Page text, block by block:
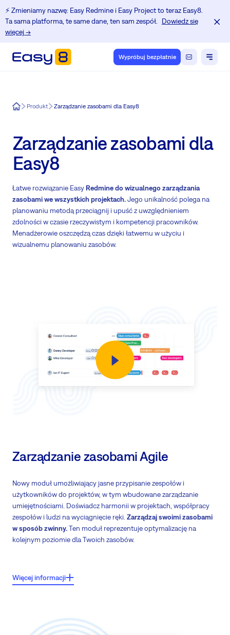
⚡️ Zmieniamy nazwę: Easy Redmine i Easy Project to teraz Easy8.
Ta sama platforma, te same dane, ten sam zespół.
Dowiedz się
więcej →
Wypróbuj bezpłatnie
Easy8Produkt Zarządzanie zasobami dla Easy8
Zarządzanie zasobami dla
Easy8
Łatwe rozwiązanie Easy Redmine do wizualnego zarządzania
zasobami we wszystkich projektach.Jego unikalność polega na
planowaniu metodą przeciągnij i upuść z uwzględnieniem
zdolności w czasie rzeczywistym i kompetencji pracowników.
Menadżerowie oszczędzą czas dzięki łatwemu w użyciu i
wizualnemu planowaniu zasobów.
Zarządzanie zasobami Agile
Nowy moduł umożliwiający jasne przypisanie zespołów i
użytkowników do projektów, w tym wbudowane zarządzanie
umiejętnościami. Doświadcz harmonii w projektach, współpracy
zespołów i ludzi na wyciągnięcie ręki. Zarządzaj swoimi zasobami
w sposób zwinny.Ten moduł reprezentuje optymalizację na
kolejnym poziomie dla Twoich zasobów.
Podstawowe cechy:
Alternatywna wersja klasycznego zarządzania zasobami
Więcej informacji